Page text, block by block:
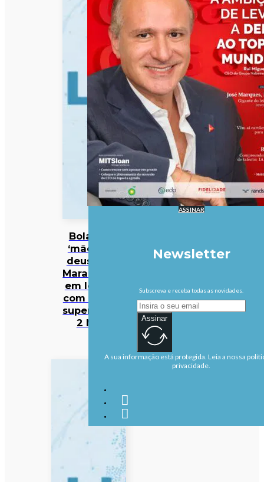
Bola da
‘mão de
deus’ de
Maradona
em leilão
com valor
superior a
2 ME
ASSINAR
Newsletter
Subscreva e receba todas as novidades.
Assinar
A sua informação está protegida. Leia a nossa
privacidade.